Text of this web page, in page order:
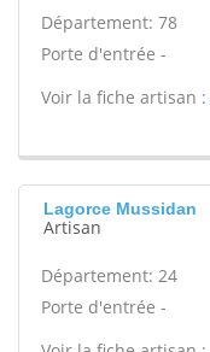
Département: 78
Porte d'entrée -
Voir la fiche artisan :
Lagorce Mussidan
Artisan
Département: 24
Porte d'entrée -